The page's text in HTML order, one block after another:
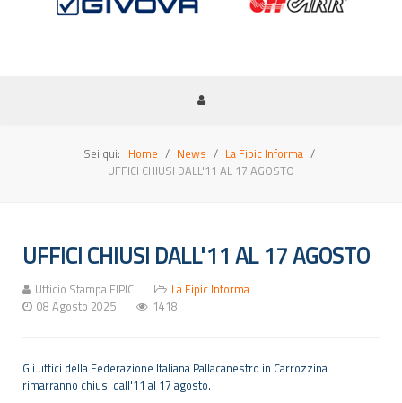
Sei qui: Home News
La Fipic Informa
UFFICI CHIUSI DALL'11 AL 17 AGOSTO
UFFICI CHIUSI DALL'11 AL 17 AGOSTO
Ufficio Stampa FIPIC
La Fipic Informa
08 Agosto 2025
1418
Gli uffici della Federazione Italiana Pallacanestro in Carrozzina
rimarranno chiusi dall'11 al 17 agosto.